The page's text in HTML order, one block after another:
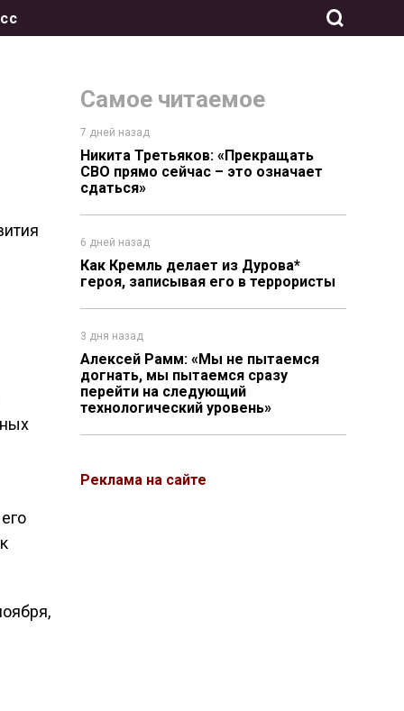
Самое читаемое
7 дней назад
Никита Третьяков: «Прекращать
СВО прямо сейчас – это означает
сдаться»
6 дней назад
Как Кремль делает из Дурова*
героя, записывая его в террористы
3 дня назад
Алексей Рамм: «Мы не пытаемся
догнать, мы пытаемся сразу
перейти на следующий
технологический уровень»
Реклама на сайте